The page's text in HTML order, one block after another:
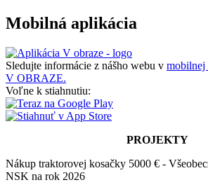
Mobilná aplikácia
Sledujte informácie z nášho webu v mobilnej
V OBRAZE.
Voľne k stiahnutiu:
PROJEKTY
Nákup traktorovej kosačky 5000 € -
NSK na rok 2026